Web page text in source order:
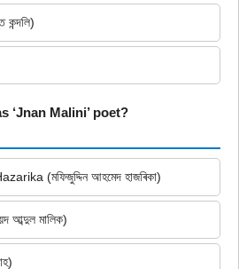
‘Jnan Malini’ poet?
(মফিজুদ্দিন আহমেদ হাজৰিকা)
আব্দুল মালিক)